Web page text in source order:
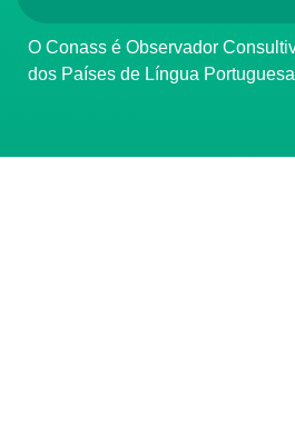
O Conass é Observador
dos Países de Língua